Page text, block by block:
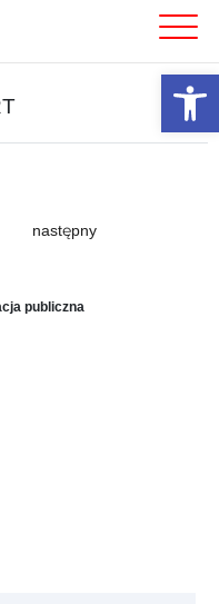
następny
publiczna